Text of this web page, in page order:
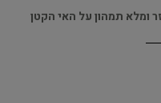
ומלא תמהון על האי הקטן